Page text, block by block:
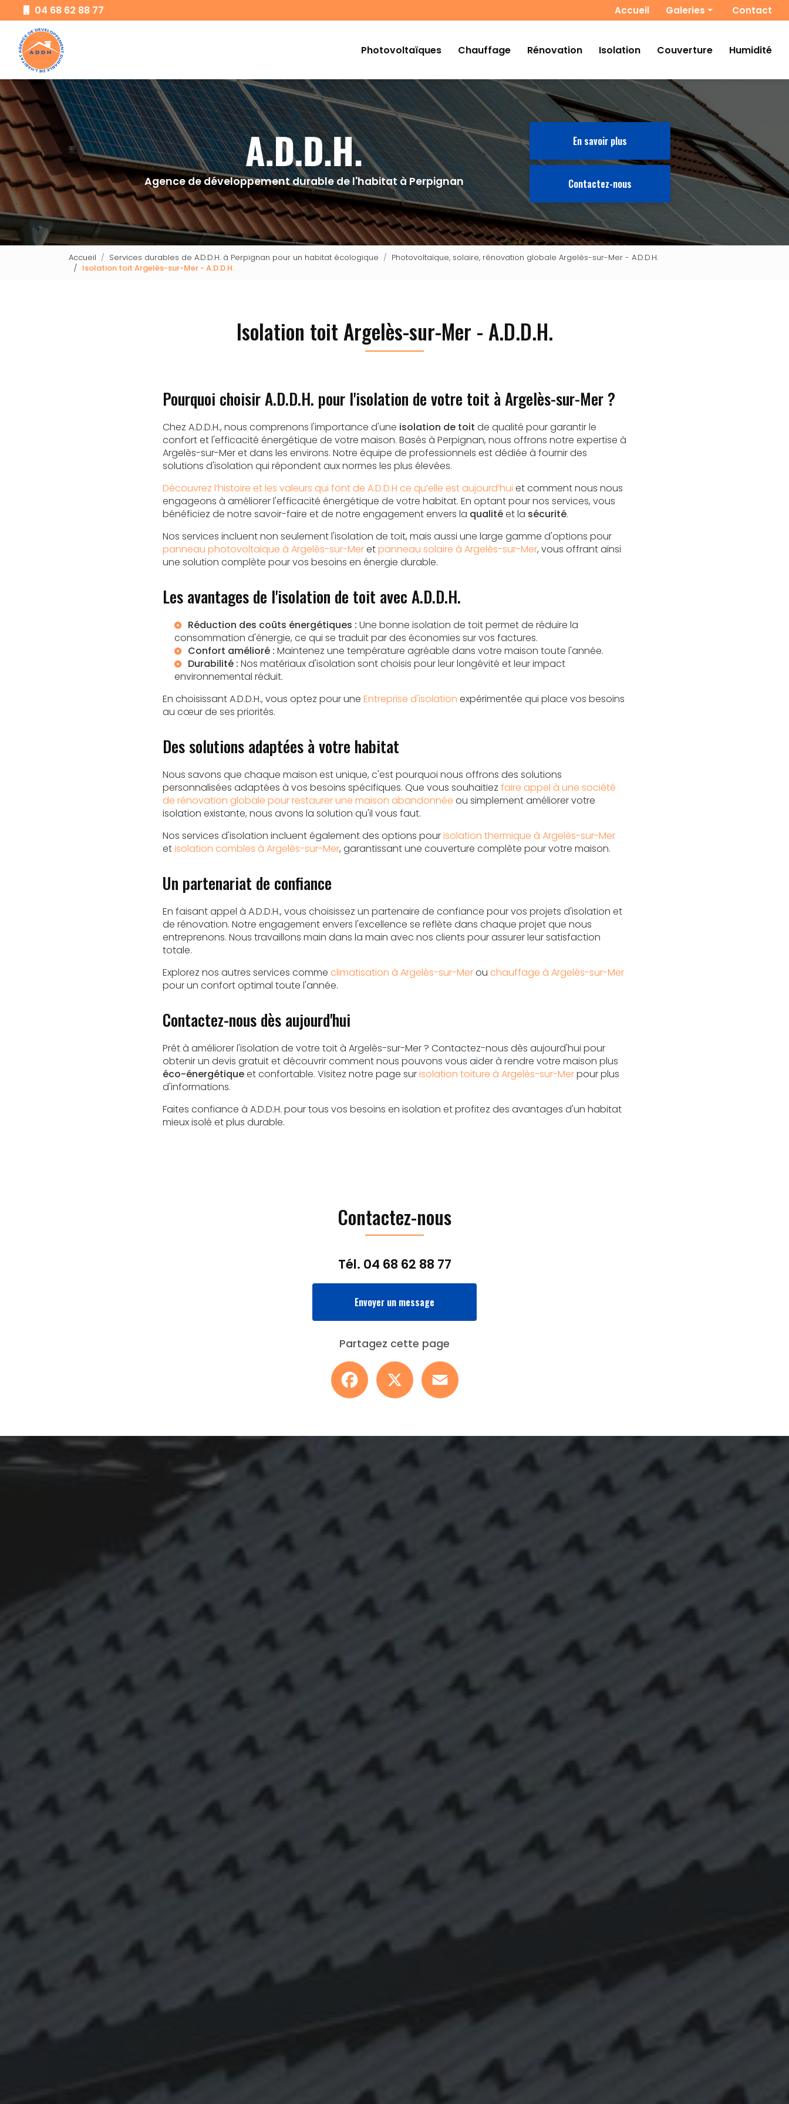
au
contenu
principal
04 68 62 88 77 Accueil
Galeries
Chauffage
Isolation
Humidité
Contact
Photovoltaïques
Chauffage Rénovation Isolation Couverture Humidité
Agence de développement durable de l'habitat à Perpignan
En savoir plus
Contactez-nous
Accueil Services durables de A.D.D.H. à Perpignan pour un habitat écologique
Photovoltaïque, solaire, rénovation globale Argelès-sur-Mer - A.D.D.H.
Isolation toit Argelès-sur-Mer - A.D.D.H.
Isolation toit Argelès-sur-Mer - A.D.D.H.
Pourquoi choisir A.D.D.H. pour l'isolation de votre toit à Argelès-sur-Mer ?
Chez A.D.D.H., nous comprenons l'importance d'une isolation de toit de qualité pour garantir le
confort et l'efficacité énergétique de votre maison. Basés à Perpignan, nous offrons notre expertise à
Argelès-sur-Mer et dans les environs. Notre équipe de professionnels est dédiée à fournir des
solutions d'isolation qui répondent aux normes les plus élevées.
Découvrez l’histoire et les valeurs qui font de A.D.D.H ce qu’elle est aujourd’hui et comment nous nous
engageons à améliorer l'efficacité énergétique de votre habitat. En optant pour nos services, vous
bénéficiez de notre savoir-faire et de notre engagement envers la qualitéet la sécurité.
Nos services incluent non seulement l'isolation de toit, mais aussi une large gamme d'options pour
panneau photovoltaique à Argelès-sur-Meretpanneau solaire à Argelès-sur-Mer, vous offrant ainsi
une solution complète pour vos besoins en énergie durable.
Les avantages de l'isolation de toit avec A.D.D.H.
Réduction des coûts énergétiques : Une bonne isolation de toit permet de réduire la
consommation d'énergie, ce qui se traduit par des économies sur vos factures.
Confort amélioré : Maintenez une température agréable dans votre maison toute l'année.
Durabilité : Nos matériaux d'isolation sont choisis pour leur longévité et leur impact
environnemental réduit.
En choisissant A.D.D.H., vous optez pour une Entreprise d'isolation expérimentée qui place vos besoins
au cœur de ses priorités.
Des solutions adaptées à votre habitat
Nous savons que chaque maison est unique, c'est pourquoi nous offrons des solutions
personnalisées adaptées à vos besoins spécifiques. Que vous souhaitiez faire appel à une société
de rénovation globale pour restaurer une maison abandonnée ou simplement améliorer votre
isolation existante, nous avons la solution qu'il vous faut.
Nos services d'isolation incluent également des options pourisolation thermique à Argelès-sur-Mer
etisolation combles à Argelès-sur-Mer, garantissant une couverture complète pour votre maison.
Un partenariat de confiance
En faisant appel à A.D.D.H., vous choisissez un partenaire de confiance pour vos projets d'isolation et
de rénovation. Notre engagement envers l'excellence se reflète dans chaque projet que nous
entreprenons. Nous travaillons main dans la main avec nos clients pour assurer leur satisfaction
totale.
Explorez nos autres services comme climatisation à Argelès-sur-Merou chauffage à Argelès-sur-Mer
pour un confort optimal toute l'année.
Contactez-nous dès aujourd'hui
Prêt à améliorer l'isolation de votre toit à Argelès-sur-Mer ? Contactez-nous dès aujourd'hui pour
obtenir un devis gratuit et découvrir comment nous pouvons vous aider à rendre votre maison plus
éco-énergétiqueet confortable. Visitez notre page surisolation toiture à Argelès-sur-Merpour plus
d'informations.
Faites confiance à A.D.D.H. pour tous vos besoins en isolation et profitez des avantages d'un habitat
mieux isolé et plus durable.
Contactez-nous
Tél. 04 68 62 88 77
Envoyer un message
Partagez cette page
Facebook